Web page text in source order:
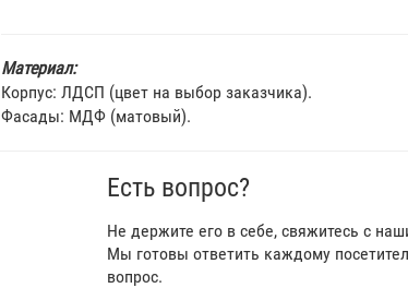
Материал:
Корпус: ЛДСП (цвет на выбор заказчика).
Фасады: МДФ (матовый).
Есть вопрос?
Не держите его в себе, свяжитесь с
Мы готовы ответить каждому
вопрос.